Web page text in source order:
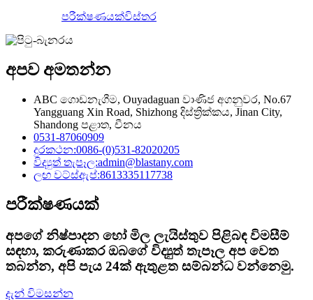
පරීක්ෂණයක්විස්තර
අපව අමතන්න
ABC ගොඩනැගීම, Ouyadaguan වාණිජ අගනුවර, No.67
Yangguang Xin Road, Shizhong දිස්ත්‍රික්කය, Jinan City,
Shandong පළාත, චීනය
0531-87060909
දුරකථන:0086-(0)531-82020205
විද්‍යුත් තැපෑල:admin@blastany.com
ලඟ වට්ස්ඇප්:8613335117738
පරීක්ෂණයක්
අපගේ නිෂ්පාදන හෝ මිල ලැයිස්තුව පිළිබඳ විමසීම්
සඳහා, කරුණාකර ඔබගේ විද්‍යුත් තැපෑල අප වෙත
තබන්න, අපි පැය 24ක් ඇතුළත සම්බන්ධ වන්නෙමු.
දැන් විමසන්න